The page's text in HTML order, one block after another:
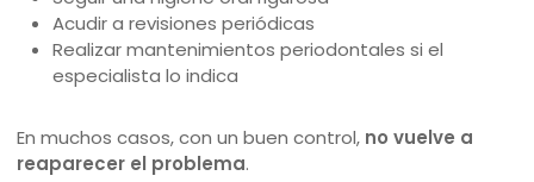
Acudir a revisiones periódicas
Realizar mantenimientos periodontales si el
especialista lo indica
En muchos casos, con un buen control, no vuelve a
reaparecer el problema.